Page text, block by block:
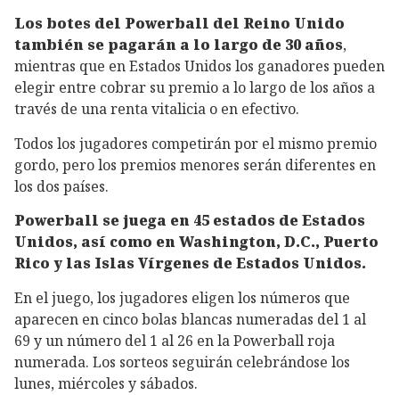
Los botes del Powerball del Reino Unido
también se pagarán a lo largo de 30 años,
mientras que en Estados Unidos los ganadores pueden
elegir entre cobrar su premio a lo largo de los años a
través de una renta vitalicia o en efectivo.
Todos los jugadores competirán por el mismo premio
gordo, pero los premios menores serán diferentes en
los dos países.
Powerball se juega en 45 estados de Estados
Unidos, así como en Washington, D.C., Puerto
Rico y las Islas Vírgenes de Estados Unidos.
En el juego, los jugadores eligen los números que
aparecen en cinco bolas blancas numeradas del 1 al
69 y un número del 1 al 26 en la Powerball roja
numerada. Los sorteos seguirán celebrándose los
lunes, miércoles y sábados.